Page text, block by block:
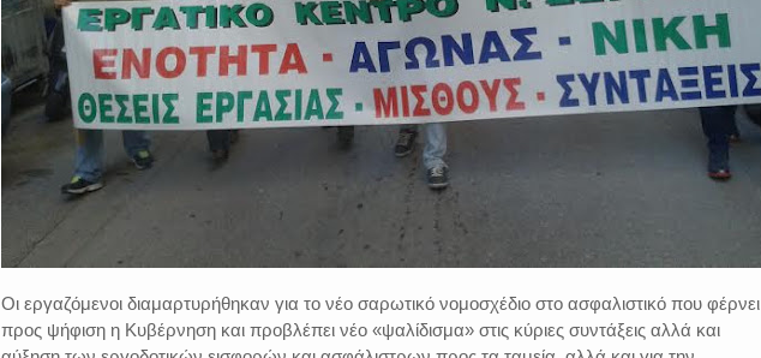
Οι εργαζόμενοι διαμαρτυρήθηκαν για το νέο σαρωτικό νομοσχέδιο στο ασφαλιστικό που φέρνει
προς ψήφιση η Κυβέρνηση και προβλέπει νέο «ψαλίδισμα» στις κύριες συντάξεις αλλά και